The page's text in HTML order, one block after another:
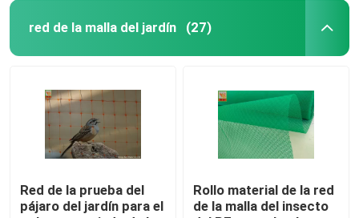
red de la malla del jardín (27)
Red de la prueba del
pájaro del jardín para el
Rollo material de la red
de la malla del insecto